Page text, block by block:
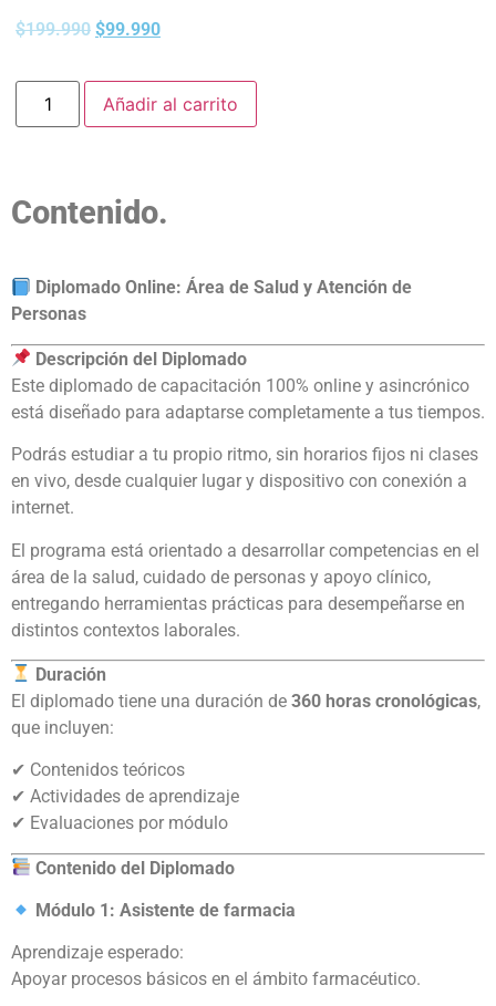
$199.990 $99.990
Añadir al carrito
Contenido.
Diplomado Online: Área de Salud y Atención de
Personas
Descripción del Diplomado
Este diplomado de capacitación 100% online y asincrónico
está diseñado para adaptarse completamente a tus tiempos.
Podrás estudiar a tu propio ritmo, sin horarios fijos ni clases
en vivo, desde cualquier lugar y dispositivo con conexión a
internet.
El programa está orientado a desarrollar competencias en el
área de la salud, cuidado de personas y apoyo clínico,
entregando herramientas prácticas para desempeñarse en
distintos contextos laborales.
Duración
El diplomado tiene una duración de 360 horas cronológicas,
que incluyen:
✔ Contenidos teóricos
✔ Actividades de aprendizaje
✔ Evaluaciones por módulo
Contenido del Diplomado
Módulo 1: Asistente de farmacia
Aprendizaje esperado:
Apoyar procesos básicos en el ámbito farmacéutico.